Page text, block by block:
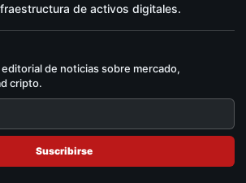
de activos digitales.
de noticias sobre mercado,
cripto.
Suscribirse